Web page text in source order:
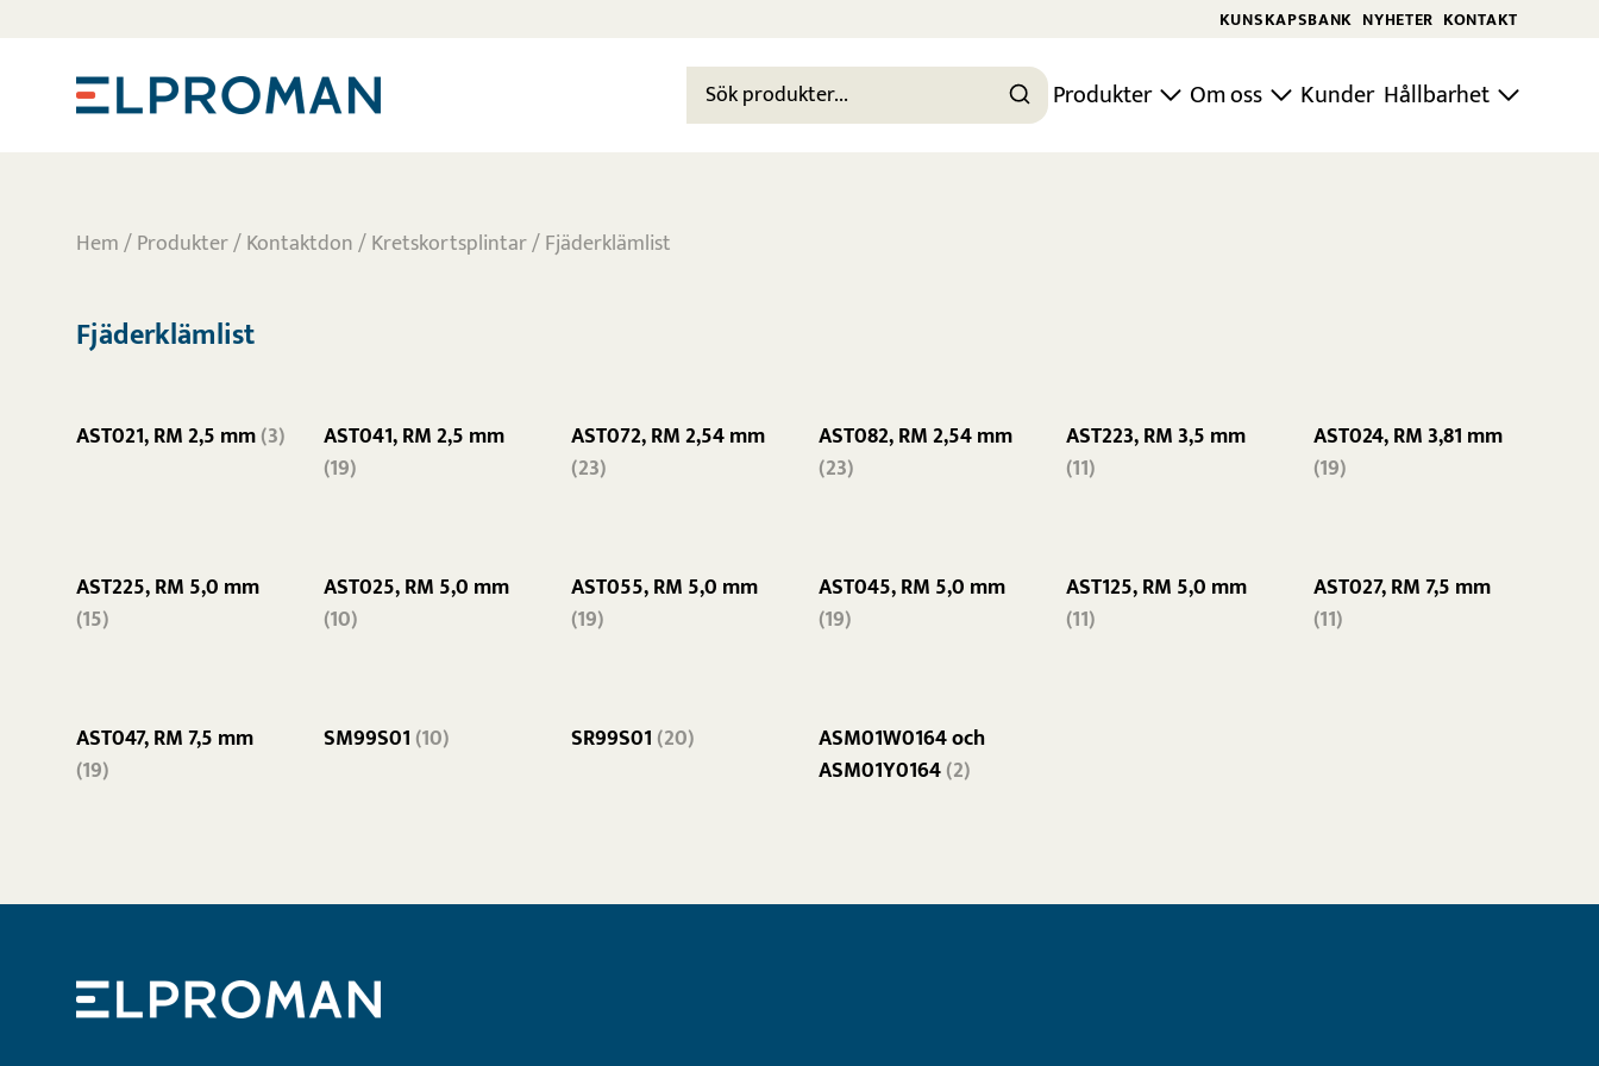
KUNSKAPSBANK NYHETER KONTAKT
Produkter Om oss Kunder Hållbarhet
Hem/Produkter/Kontaktdon/Kretskortsplintar/ Fjäderklämlist
Fjäderklämlist
AST021, RM 2,5 mm(3)
AST041, RM 2,5 mm
(19)
AST072, RM 2,54 mm
(23)
AST082, RM 2,54 mm
(23)
AST223, RM 3,5 mm
(11)
AST024, RM 3,81 mm
(19)
AST225, RM 5,0 mm
(15)
AST025, RM 5,0 mm
(10)
AST055, RM 5,0 mm
(19)
AST045, RM 5,0 mm
(19)
AST125, RM 5,0 mm
(11)
AST027, RM 7,5 mm
(11)
AST047, RM 7,5 mm
(19)
SM99S01 (10) SR99S01 (20)
ASM01W0164 och
ASM01Y0164(2)